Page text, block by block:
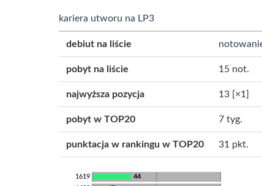
kariera utworu na LP3
debiut na liście
pobyt na liście 15 not.
najwyższa pozycja 13 [×1]
pobyt w TOP20 7 tyg.
punktacja w rankingu w TOP20 31 pkt.
44
1619